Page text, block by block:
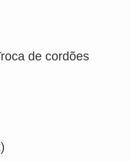
de cordões